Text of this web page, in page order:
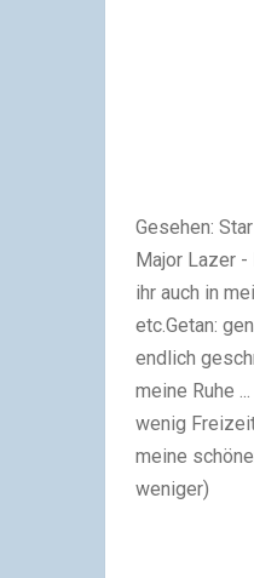
Gesehen:
Major Lazer -
ihr auch in
etc.Getan:
endlich
meine Ruhe ...
wenig
meine
weniger)